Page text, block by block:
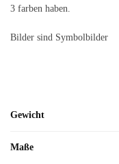
3 farben haben.
Bilder sind Symbolbilder
Gewicht
Maße